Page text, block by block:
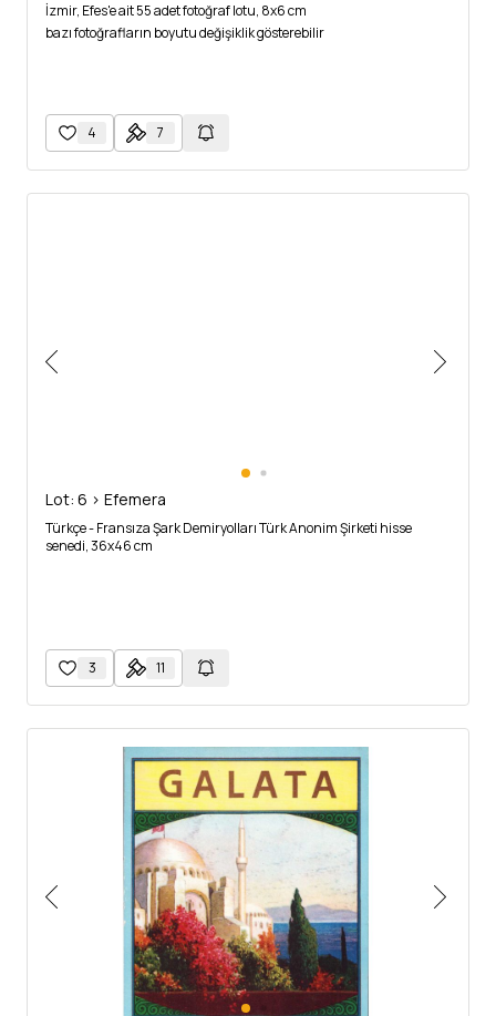
İzmir, Efes'e ait 55 adet fotoğraf lotu, 8x6 cm
bazı fotoğrafların boyutu değişiklik gösterebilir
4 7
Lot: 6 > Efemera
Türkçe - Fransıza Şark Demiryolları Türk Anonim Şirketi hisse
senedi, 36x46 cm
3 11